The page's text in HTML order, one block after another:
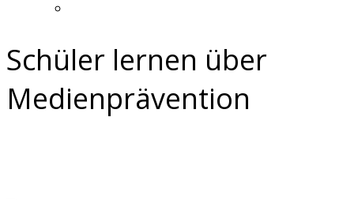
Schüler lernen über
Medienprävention